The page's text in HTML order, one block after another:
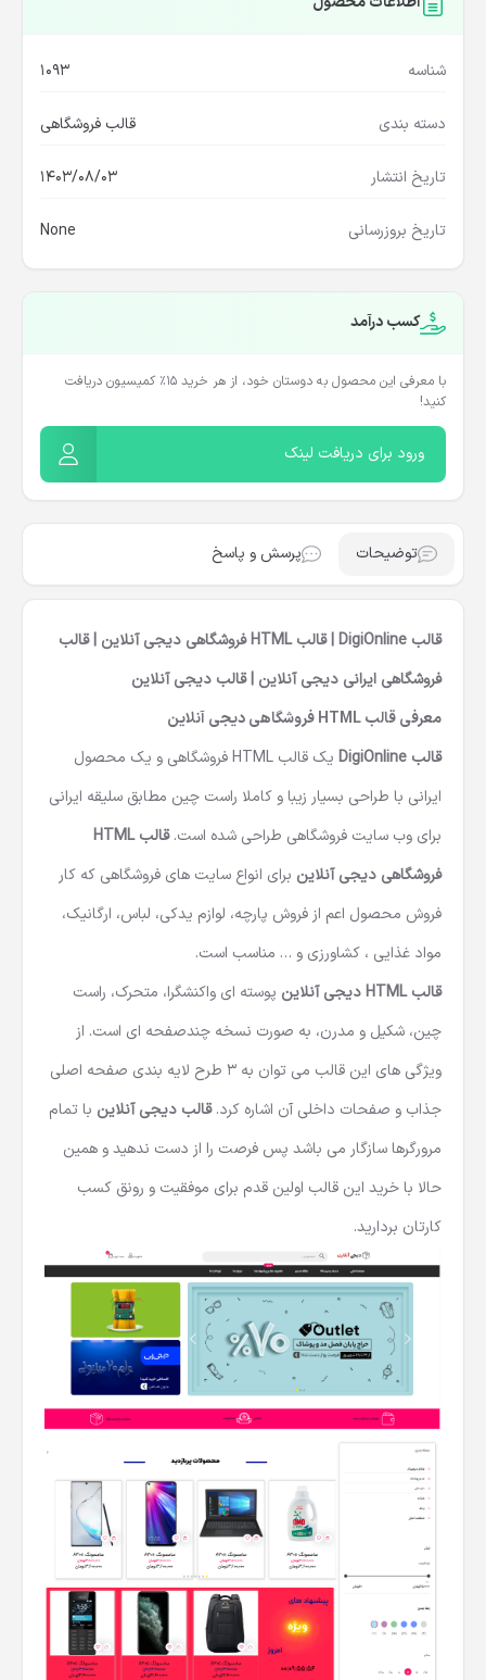
شناسه 1093
دسته بندی قالب فروشگاهی
تاریخ انتشار 1403/08/03
تاریخ بروزرسانی None
کسب درآمد
با معرفی این محصول به دوستان خود، از هر خرید ۱۵٪ کمیسیون دریافت
کنید!
ورود برای دریافت لینک
توضیحات پرسش و پاسخ
قالب DigiOnline | قالب HTML فروشگاهی دیجی آنلاین | قالب
فروشگاهی ایرانی دیجی آنلاین | قالب دیجی آنلاین
معرفی قالب HTML فروشگاهی دیجی آنلاین
قالب DigiOnline
یک قالب HTML فروشگاهی و یک محصول
ایرانی با طراحی بسیار زیبا و کاملا راست چین مطابق سلیقه ایرانی
برای وب سایت فروشگاهی طراحی شده است.
قالب HTML
فروشگاهی دیجی آنلاین برای انواع سایت های فروشگاهی که کار
فروش محصول اعم از فروش پارچه، لوازم یدکی، لباس، ارگانیک،
مواد غذایی ، کشاورزی و … مناسب است.
قالب HTML
دیجی آنلاین پوسته ای واکنشگرا، متحرک، راست
چین، شکیل و مدرن، به صورت نسخه چندصفحه ای است. از
ویژگی های این قالب می توان به 3 طرح لایه بندی صفحه اصلی
جذاب و صفحات داخلی آن اشاره کرد.قالب دیجی آنلاین با تمام
مرورگرها سازگار می باشد پس فرصت را از دست ندهید و همین
حالا با خرید این قالب اولین قدم برای موفقیت و رونق کسب
کارتان بردارید.